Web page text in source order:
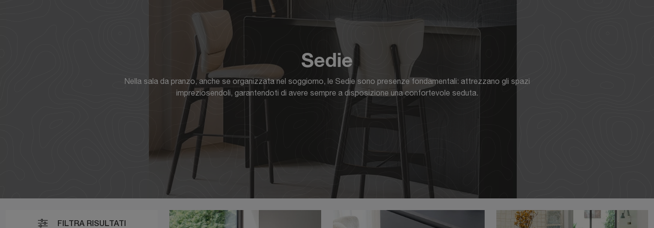
Sedie
Nella sala da pranzo, anche se organizzata nel soggiorno, le Sedie sono presenze fondamentali: attrezzano gli spazi
impreziosendoli, garantendoti di avere sempre a disposizione una confortevole seduta.
FILTRA RISULTATI